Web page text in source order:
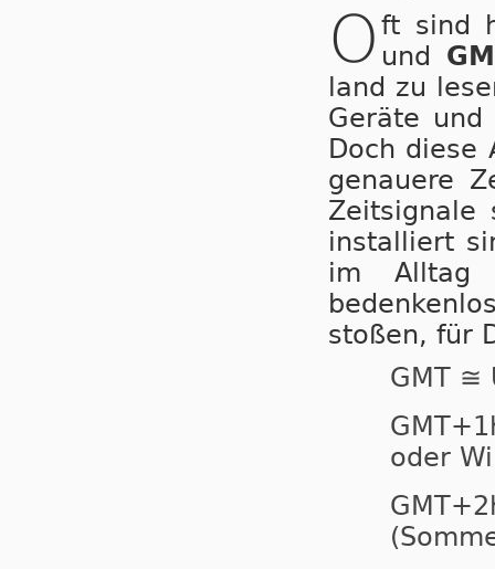
O ft sind
und
land zu
Geräte
Doch
ge­nau­e­re
Zeitsignale
installiert
im Alltag
stoßen, für
GMT ≅
oder